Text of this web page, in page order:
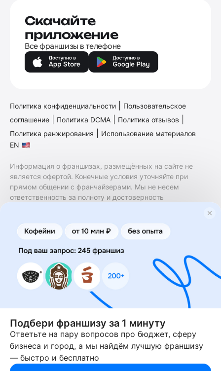
Скачайте
приложение
Все франшизы в телефоне
Политика конфиденциальности
Пользовательское
соглашение
Политика DCMA Политика отзывов
Политика ранжирования
Использование материалов
EN
Информация о франшизах, размещённых на сайте не
является офертой. Конечные условия уточняйте при
прямом общении с франчайзерами. Мы не несем
ответственность за полноту и достоверность
финансовые услуги. Заключение договоров
коммерческой концессии (франчайзинга) осуществляется
правообладателями/их представителями. Бизнесменс.ру
не является посредником или представителем
правообладателя и не несет ответственность за условия
предоставления франшизы и действия лиц,
осуществленные на основании информации, имеющейся
на сайте или полученной через него. За достоверность
предоставленной информации несет ответственность
правообладатель.
© 2013-2026 Бизнесменс.ру. ИП Богомолов Ю. А. ИНН
166109472099 ОГРН 1315169000030181.
При использовании материалов гиперссылка на businessmens.ru
обязательна. 12+
Подбери франшизу за 1 минуту
Ответьте на пару вопросов про бюджет, сферу
бизнеса и город, а мы найдём лучшую франшизу
— быстро и бесплатно